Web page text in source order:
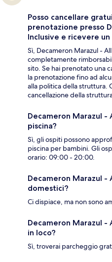
Posso cancellare
prenotazione presso
Inclusive e ricevere
Sì, Decameron Marazul -
completamente
sito. Se hai prenotato una
la prenotazione fino ad
alla politica della struttura.
cancellazione della
Decameron Marazul -
piscina?
Sì, gli ospiti possono
piscina per bambini. Gli
orario: 09:00 - 20:00.
Decameron Marazul -
domestici?
Ci dispiace, ma non sono
Decameron Marazul
in loco?
Sì, troverai parcheggio